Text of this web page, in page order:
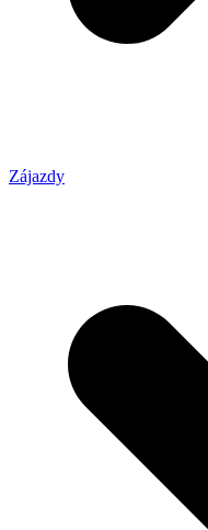
Zájazdy